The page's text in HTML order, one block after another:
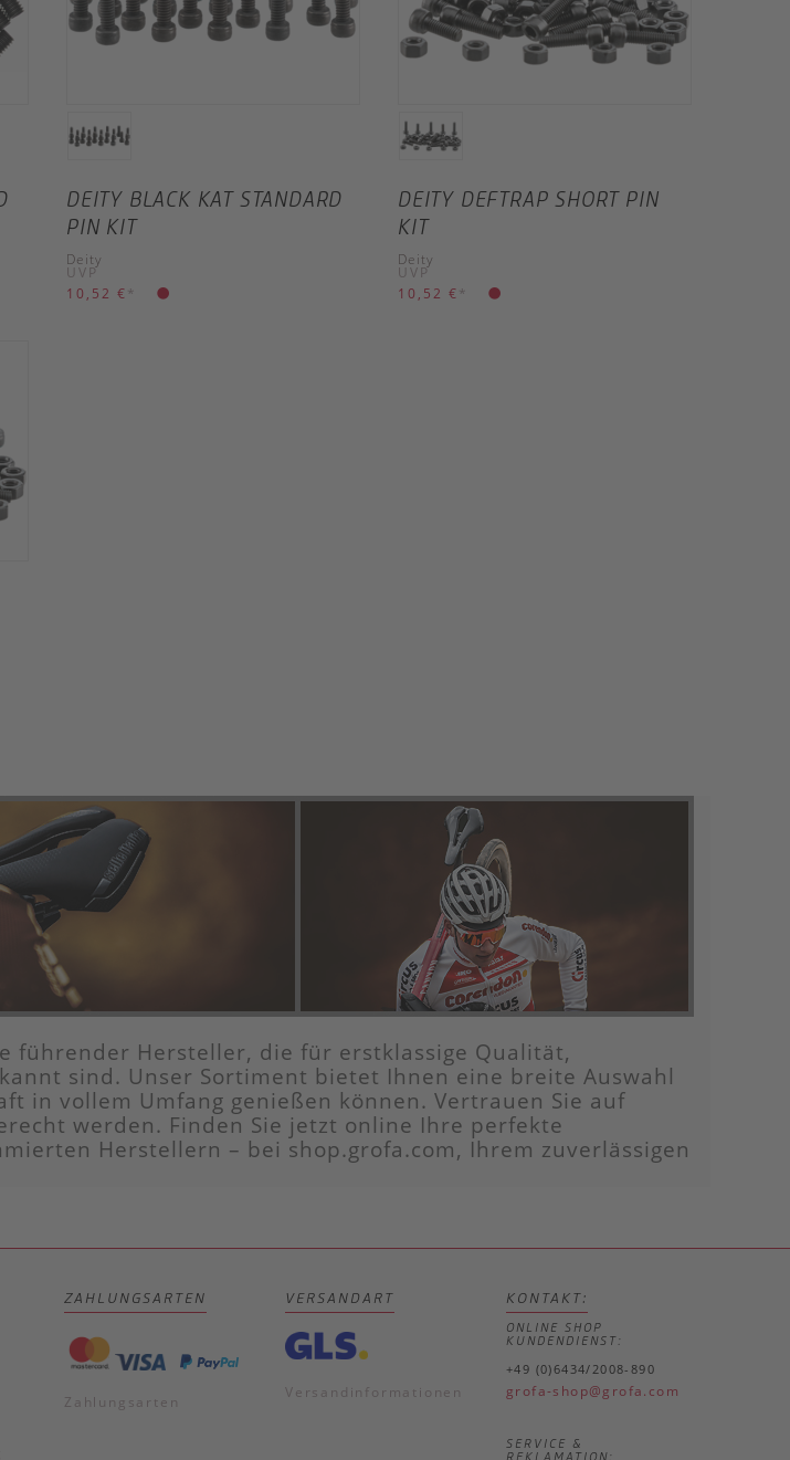
DEITY BLACK KAT STANDARD
PIN KIT
Deity
UVP
10,52 € *
DEITY DEFTRAP SHORT PIN
KIT
Deity
UVP
10,52 € *
führender Hersteller, die für erstklassige Qualität,
sind. Unser Sortiment bietet Ihnen eine breite Auswahl
in vollem Umfang genießen können. Vertrauen Sie auf
werden. Finden Sie jetzt online Ihre perfekte
Herstellern – bei shop.grofa.com, Ihrem zuverlässigen
ZAHLUNGSARTEN
Zahlungsarten
VERSANDART
Versandinformationen
KONTAKT:
ONLINE SHOP
KUNDENDIENST:
+49 (0)6434/2008-890
grofa-shop@grofa.com
SERVICE &
REKLAMATION: